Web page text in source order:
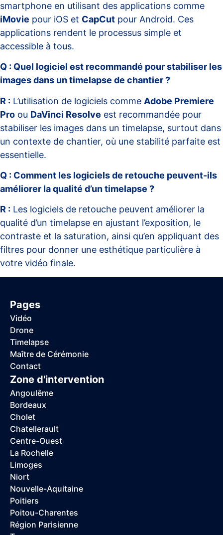
smartphone en utilisant des applications comme
iMovie pour iOS et CapCut pour Android. Ces
applications rendent le processus simple et
accessible à tous.
Q : Quel logiciel est recommandé pour stabiliser les
images dans un timelapse de chantier ?
R : L’utilisation de logiciels comme Adobe Premiere
Pro ou DaVinci Resolve est recommandée pour
stabiliser les images dans un timelapse, surtout dans
un contexte de chantier, où une stabilité parfaite est
essentielle.
Q : Comment les logiciels de retouche peuvent-ils
améliorer la qualité d’un timelapse ?
R : Les logiciels de retouche peuvent améliorer la
qualité d’un timelapse en ajustant l’exposition, le
contraste et la saturation, ainsi qu’en appliquant des
filtres pour donner une esthétique particulière à
votre vidéo finale.
Pages
Vidéo
Drone
Timelapse
Maître de Cérémonie
Contact
Zone d'intervention
Angoulême
Bordeaux
Cholet
Chatellerault
Centre-Ouest
La Rochelle
Limoges
Niort
Nouvelle-Aquitaine
Poitiers
Poitou-Charentes
Région Parisienne